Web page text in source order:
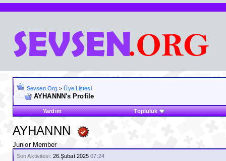
Sevsen.Org >Üye Listesi
AYHANNN's Profile
Yardım Topluluk
AYHANNN
Junior Member
Son Aktivitesi: 26.Şubat.202507:24